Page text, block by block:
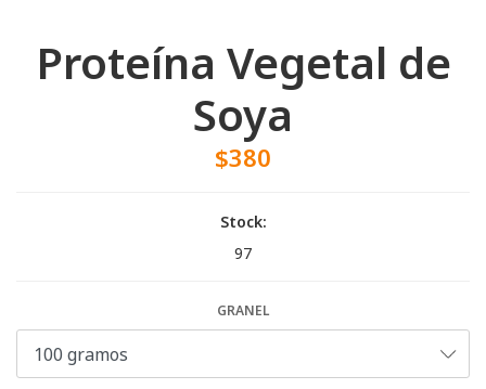
Proteína Vegetal de
Soya
$380
Stock:
97
GRANEL